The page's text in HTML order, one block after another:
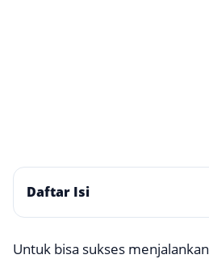
Daftar Isi
Untuk bisa sukses menjalankan